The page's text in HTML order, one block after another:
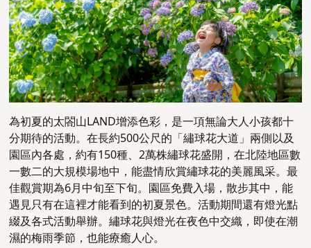
為初夏的太閤山LAND增添色彩，是一項無論大人小孩都十
分期待的活動。在長約500公尺的「繡球花大道」兩側以及
園區內各處，約有150種、2萬株繡球花盛開，在北陸地區數
一數二的大規模場地中，能盡情欣賞繡球花的美麗風采。最
佳觀賞期為6月中旬至下旬。園區免費入場，散步其中，能
遇見只有在這裡才能看到的初夏景色。活動期間還有燈光點
綴及各式活動舉辦。繡球花與燈光在夜色中交織，即使在潮
濕的梅雨季節，也能療癒人心。